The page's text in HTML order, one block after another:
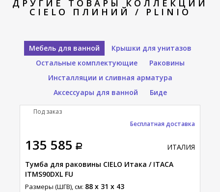
ДРУГИЕ ТОВАРЫ КОЛЛЕКЦИИ
CIELO ПЛИНИЙ / PLINIO
Мебель для ванной
Крышки для унитазов
Остальные комплектующие
Раковины
Инсталляции и сливная арматура
Аксессуары для ванной
Биде
135 585
ИТАЛИЯ
Тумба для раковины CIELO Итака / ITACA
ITMS90DXL FU
Размеры (ШГВ), см: 88 x 31 x 43
Под заказ
Бесплатная доставка